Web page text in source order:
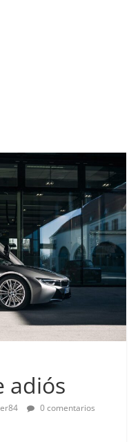
adiós
0 comentarios